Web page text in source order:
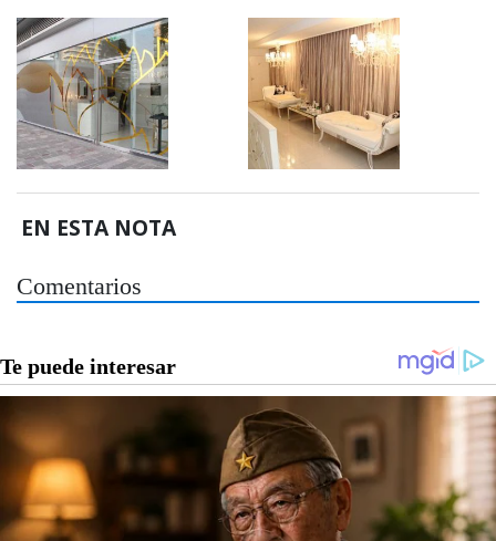
EN ESTA NOTA
Comentarios